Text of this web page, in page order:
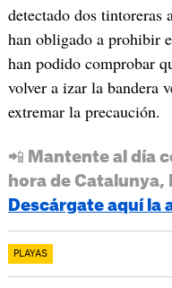
detectado dos tintoreras
han obligado a prohibir
han podido comprobar
volver a izar la bandera
extremar la precaución.
📲 Mantente al día
hora de Catalunya,
Descárgate aquí la
PLAYAS